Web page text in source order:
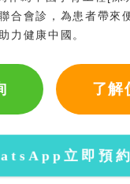
合會診，為患者帶來
力健康中國。
了解
立即預約